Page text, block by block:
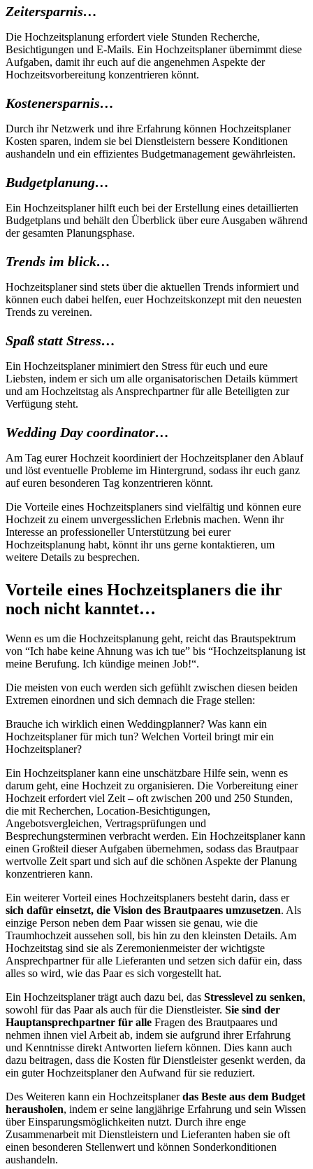
Zeitersparnis…
Die Hochzeitsplanung erfordert viele Stunden Recherche,
Besichtigungen und E-Mails. Ein Hochzeitsplaner übernimmt diese
Aufgaben, damit ihr euch auf die angenehmen Aspekte der
Hochzeitsvorbereitung konzentrieren könnt.
Kostenersparnis…
Durch ihr Netzwerk und ihre Erfahrung können Hochzeitsplaner
Kosten sparen, indem sie bei Dienstleistern bessere Konditionen
aushandeln und ein effizientes Budgetmanagement gewährleisten.
Budgetplanung…
Ein Hochzeitsplaner hilft euch bei der Erstellung eines detaillierten
Budgetplans und behält den Überblick über eure Ausgaben während
der gesamten Planungsphase.
Trends im blick…
Hochzeitsplaner sind stets über die aktuellen Trends informiert und
können euch dabei helfen, euer Hochzeitskonzept mit den neuesten
Trends zu vereinen.
Spaß statt Stress…
Ein Hochzeitsplaner minimiert den Stress für euch und eure
Liebsten, indem er sich um alle organisatorischen Details kümmert
und am Hochzeitstag als Ansprechpartner für alle Beteiligten zur
Verfügung steht.
Wedding Day coordinator…
Am Tag eurer Hochzeit koordiniert der Hochzeitsplaner den Ablauf
und löst eventuelle Probleme im Hintergrund, sodass ihr euch ganz
auf euren besonderen Tag konzentrieren könnt.
Die Vorteile eines Hochzeitsplaners sind vielfältig und können eure
Hochzeit zu einem unvergesslichen Erlebnis machen. Wenn ihr
Interesse an professioneller Unterstützung bei eurer
Hochzeitsplanung habt, könnt ihr uns gerne kontaktieren, um
weitere Details zu besprechen.
Vorteile eines Hochzeitsplaners die ihr
noch nicht kanntet…
Wenn es um die Hochzeitsplanung geht, reicht das Brautspektrum
von “Ich habe keine Ahnung was ich tue” bis “Hochzeitsplanung ist
meine Berufung. Ich kündige meinen Job!“.
Die meisten von euch werden sich gefühlt zwischen diesen beiden
Extremen einordnen und sich demnach die Frage stellen:
Brauche ich wirklich einen Weddingplanner? Was kann ein
Hochzeitsplaner für mich tun? Welchen Vorteil bringt mir ein
Hochzeitsplaner?
Ein Hochzeitsplaner kann eine unschätzbare Hilfe sein, wenn es
darum geht, eine Hochzeit zu organisieren. Die Vorbereitung einer
Hochzeit erfordert viel Zeit – oft zwischen 200 und 250 Stunden,
die mit Recherchen, Location-Besichtigungen,
Angebotsvergleichen, Vertragsprüfungen und
Besprechungsterminen verbracht werden. Ein Hochzeitsplaner kann
einen Großteil dieser Aufgaben übernehmen, sodass das Brautpaar
wertvolle Zeit spart und sich auf die schönen Aspekte der Planung
konzentrieren kann.
Ein weiterer Vorteil eines Hochzeitsplaners besteht darin, dass er
sich dafür einsetzt, die Vision des Brautpaares umzusetzen. Als
einzige Person neben dem Paar wissen sie genau, wie die
Traumhochzeit aussehen soll, bis hin zu den kleinsten Details. Am
Hochzeitstag sind sie als Zeremonienmeister der wichtigste
Ansprechpartner für alle Lieferanten und setzen sich dafür ein, dass
alles so wird, wie das Paar es sich vorgestellt hat.
Ein Hochzeitsplaner trägt auch dazu bei, das Stresslevel zu senken,
sowohl für das Paar als auch für die Dienstleister. Sie sind der
Hauptansprechpartner für alle Fragen des Brautpaares und
nehmen ihnen viel Arbeit ab, indem sie aufgrund ihrer Erfahrung
und Kenntnisse direkt Antworten liefern können. Dies kann auch
dazu beitragen, dass die Kosten für Dienstleister gesenkt werden, da
ein guter Hochzeitsplaner den Aufwand für sie reduziert.
Des Weiteren kann ein Hochzeitsplanerdas Beste aus dem Budget
herausholen, indem er seine langjährige Erfahrung und sein Wissen
über Einsparungsmöglichkeiten nutzt. Durch ihre enge
Zusammenarbeit mit Dienstleistern und Lieferanten haben sie oft
einen besonderen Stellenwert und können Sonderkonditionen
aushandeln.